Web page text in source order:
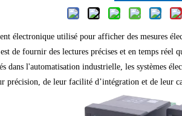
électronique utilisé pour afficher des mesures
de fournir des lectures précises et en temps
dans l'automatisation industrielle, les systèmes
précision, de leur facilité d’intégration et de leur